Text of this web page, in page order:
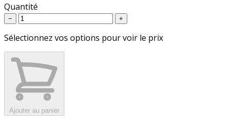
Quantité
− +
Sélectionnez vos options pour voir le prix
Ajouter au panier